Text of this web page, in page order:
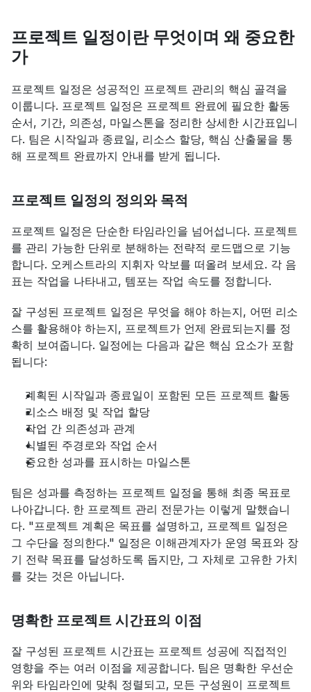
프로젝트 일정이란 무엇이며 왜 중요한
가
프로젝트 일정은 성공적인 프로젝트 관리의 핵심 골격을
이룹니다. 프로젝트 일정은 프로젝트 완료에 필요한 활동
순서, 기간, 의존성, 마일스톤을 정리한 상세한 시간표입니
다. 팀은 시작일과 종료일, 리소스 할당, 핵심 산출물을 통
해 프로젝트 완료까지 안내를 받게 됩니다.
프로젝트 일정의 정의와 목적
프로젝트 일정은 단순한 타임라인을 넘어섭니다. 프로젝트
를 관리 가능한 단위로 분해하는 전략적 로드맵으로 기능
합니다. 오케스트라의 지휘자 악보를 떠올려 보세요. 각 음
표는 작업을 나타내고, 템포는 작업 속도를 정합니다.
잘 구성된 프로젝트 일정은 무엇을 해야 하는지, 어떤 리소
스를 활용해야 하는지, 프로젝트가 언제 완료되는지를 정
확히 보여줍니다. 일정에는 다음과 같은 핵심 요소가 포함
됩니다:
계획된 시작일과 종료일이 포함된 모든 프로젝트 활동
리소스 배정 및 작업 할당
작업 간 의존성과 관계
식별된 주경로와 작업 순서
중요한 성과를 표시하는 마일스톤
팀은 성과를 측정하는 프로젝트 일정을 통해 최종 목표로
나아갑니다. 한 프로젝트 관리 전문가는 이렇게 말했습니
다. "프로젝트 계획은 목표를 설명하고, 프로젝트 일정은
그 수단을 정의한다." 일정은 이해관계자가 운영 목표와 장
기 전략 목표를 달성하도록 돕지만, 그 자체로 고유한 가치
를 갖는 것은 아닙니다.
명확한 프로젝트 시간표의 이점
잘 구성된 프로젝트 시간표는 프로젝트 성공에 직접적인
영향을 주는 여러 이점을 제공합니다. 팀은 명확한 우선순
위와 타임라인에 맞춰 정렬되고, 모든 구성원이 프로젝트